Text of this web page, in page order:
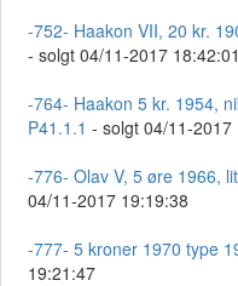
-752- Haakon VII, 20 kr.
- solgt 04/11-2017 18:42:01
-764- Haakon 5 kr. 1954,
P41.1.1 - solgt 04/11-2017
-776- Olav V, 5 øre 1966,
04/11-2017 19:19:38
-777- 5 kroner 1970 type
19:21:47